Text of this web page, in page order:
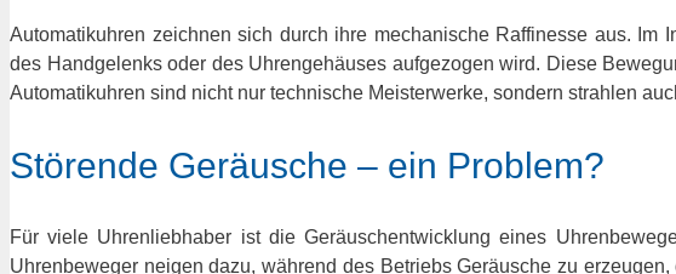
Automatikuhren zeichnen sich durch ihre mechanische Raffinesse aus.
des Handgelenks oder des Uhrengehäuses aufgezogen wird. Diese
Automatikuhren sind nicht nur technische Meisterwerke, sondern strahlen
Störende Geräusche – ein Problem?
Für viele Uhrenliebhaber ist die Geräuschentwicklung eines
Uhrenbeweger neigen dazu, während des Betriebs Geräusche zu